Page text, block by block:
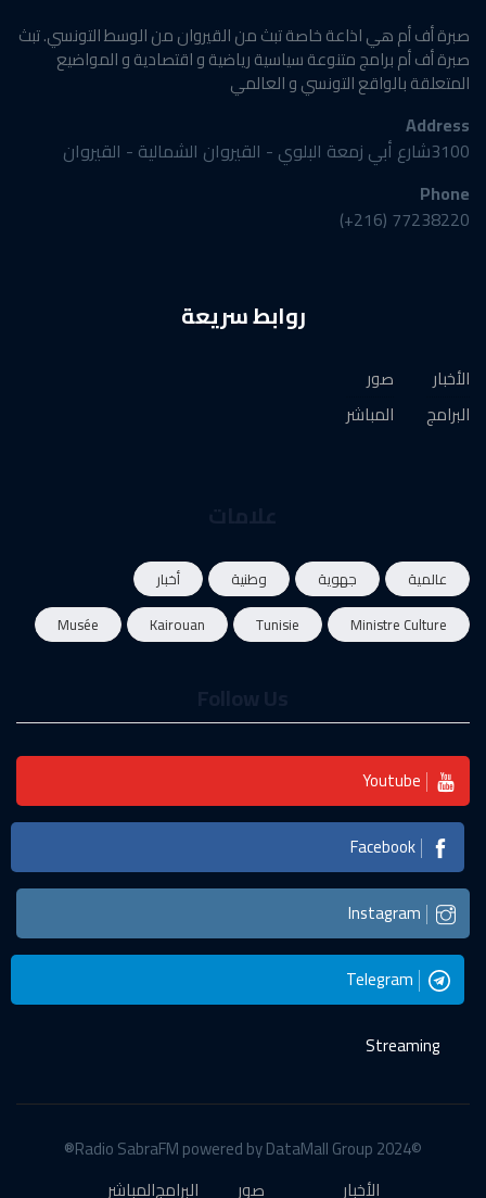
صبرة أف أم هي اذاعة خاصة تبث من القيروان من الوسط التونسي. تبث
صبرة أف أم برامج متنوعة سياسية رياضية و اقتصادية و المواضيع
المتعلقة بالواقع التونسي و العالمي
Address
3100شارع أبي زمعة البلوي - القيروان الشمالية - القيروان
Phone
77238220 (216+)
روابط سريعة
الأخبار
البرامج
صور
المباشر
عالمية جهوية وطنية
أخبار
Ministre Culture
Tunisie
Kairouan
Musée
Youtube
Facebook
Instagram
Telegram
Streaming
©2024 Radio SabraFM powered by DataMall Group®
الأخبار
صور البرامجالمباشر